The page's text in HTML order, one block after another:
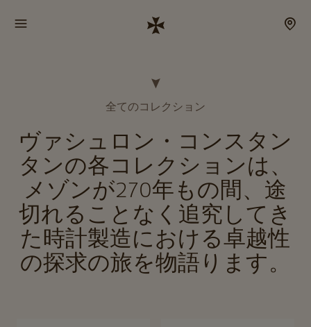
全てのコレクション
ヴァシュロン・コンスタン
タンの各コレクションは、
メゾンが270年もの間、途
切れることなく追究してき
た時計製造における卓越性
の探求の旅を物語ります。